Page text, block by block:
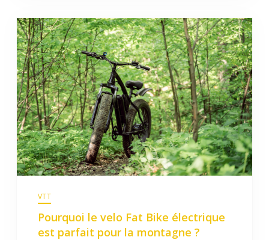
VTT
Pourquoi le velo Fat Bike électrique
est parfait pour la montagne ?